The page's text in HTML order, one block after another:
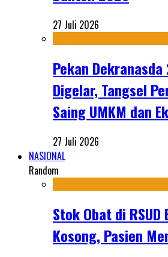
27 Juli 2026
Pekan
Digelar, Tangsel
Saing UMKM dan
27 Juli 2026
NASIONAL
Random
Stok Obat di
Kosong, Pasien